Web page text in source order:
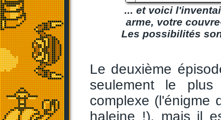
... et voici
arme, votre
Les possibilités
Le deuxième
seulement le
complexe (l'énigme
haleine !), mais il